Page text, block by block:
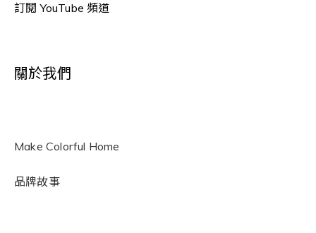
訂閱 YouTube 頻道
關於我們
Make Colorful Home
品牌故事